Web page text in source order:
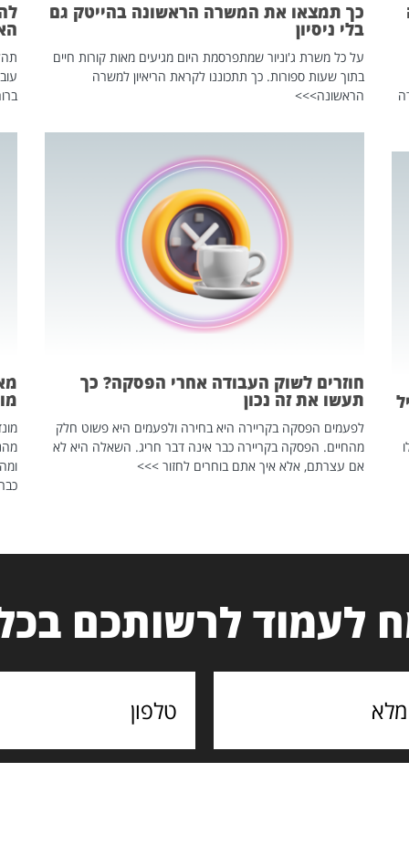
כך תמצאו את המשרה הראשונה בהייטק גם
בלי ניסיון
על כל משרת ג'וניור שמתפרסמת היום מגיעים מאות קורות חיים
בתוך שעות ספורות. כך תתכוננו לקראת הריאיון למשרה
הראשונה>>>
חוזרים לשוק העבודה אחרי הפסקה? כך
תעשו את זה נכון
לפעמים הפסקה בקריירה היא בחירה ולפעמים היא פשוט חלק
מהחיים. הפסקה בקריירה כבר אינה דבר חריג. השאלה היא לא
אם עצרתם, אלא איך אתם בוחרים לחזור >>>
לעמוד לרשותכם